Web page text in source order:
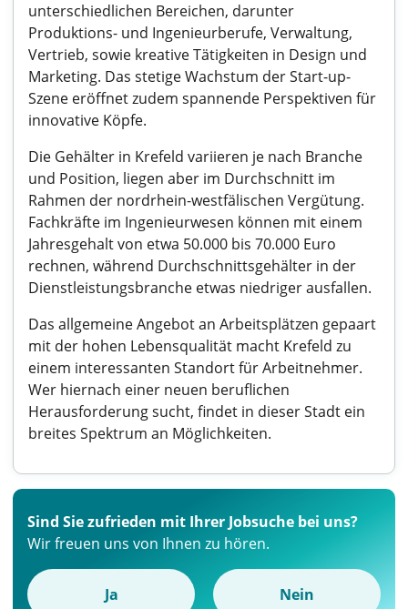
unterschiedlichen Bereichen, darunter
Produktions- und Ingenieurberufe, Verwaltung,
Vertrieb, sowie kreative Tätigkeiten in Design und
Marketing. Das stetige Wachstum der Start-up-
Szene eröffnet zudem spannende Perspektiven für
innovative Köpfe.
Die Gehälter in Krefeld variieren je nach Branche
und Position, liegen aber im Durchschnitt im
Rahmen der nordrhein-westfälischen Vergütung.
Fachkräfte im Ingenieurwesen können mit einem
Jahresgehalt von etwa 50.000 bis 70.000 Euro
rechnen, während Durchschnittsgehälter in der
Dienstleistungsbranche etwas niedriger ausfallen.
Das allgemeine Angebot an Arbeitsplätzen gepaart
mit der hohen Lebensqualität macht Krefeld zu
einem interessanten Standort für Arbeitnehmer.
Wer hiernach einer neuen beruflichen
Herausforderung sucht, findet in dieser Stadt ein
breites Spektrum an Möglichkeiten.
Sind Sie zufrieden mit Ihrer Jobsuche bei uns?
Wir freuen uns von Ihnen zu hören.
Ja Nein